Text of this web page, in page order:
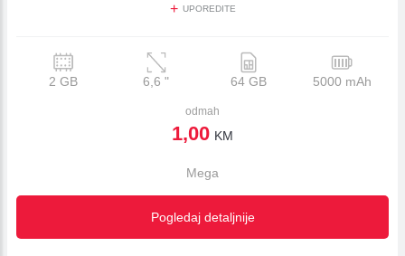
+ UPOREDITE
2 GB 6,6 " 64 GB 5000 mAh
odmah
1,00 KM
Mega
Pogledaj detaljnije